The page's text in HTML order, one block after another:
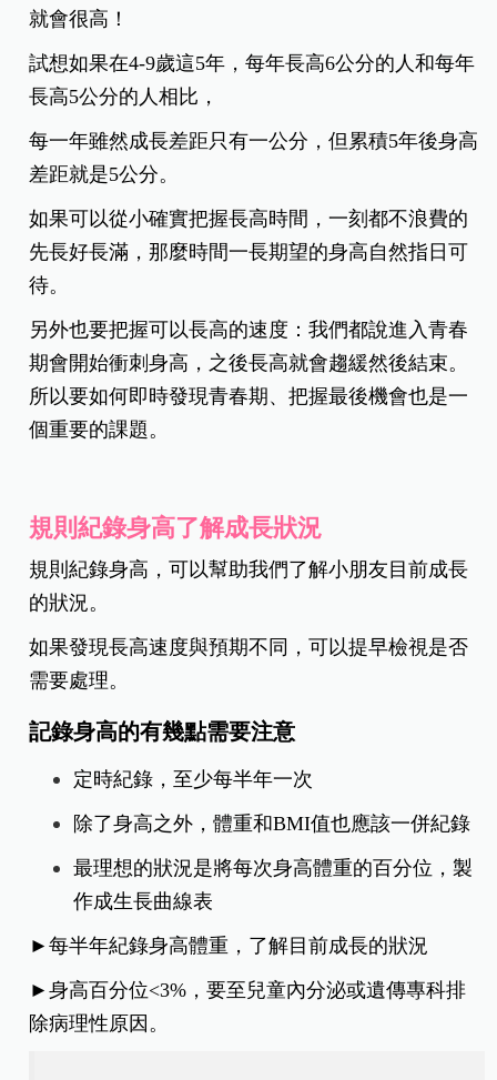
就會很高！
試想如果在4-9歲這5年，每年長高6公分的人和每年
長高5公分的人相比，
每一年雖然成長差距只有一公分，但累積5年後身高
差距就是5公分。
如果可以從小確實把握長高時間，一刻都不浪費的
先長好長滿，那麼時間一長期望的身高自然指日可
待。
另外也要把握可以長高的速度：我們都說進入青春
期會開始衝刺身高，之後長高就會趨緩然後結束。
所以要如何即時發現青春期、把握最後機會也是一
個重要的課題。
規則紀錄身高了解成長狀況
規則紀錄身高，可以幫助我們了解小朋友目前成長
的狀況。
如果發現長高速度與預期不同，可以提早檢視是否
需要處理。
記錄身高的有幾點需要注意
定時紀錄，至少每半年一次
除了身高之外，體重和BMI值也應該一併紀錄
最理想的狀況是將每次身高體重的百分位，製
作成生長曲線表
►每半年紀錄身高體重，了解目前成長的狀況
►身高百分位<3%，要至兒童內分泌或遺傳專科排
除病理性原因。